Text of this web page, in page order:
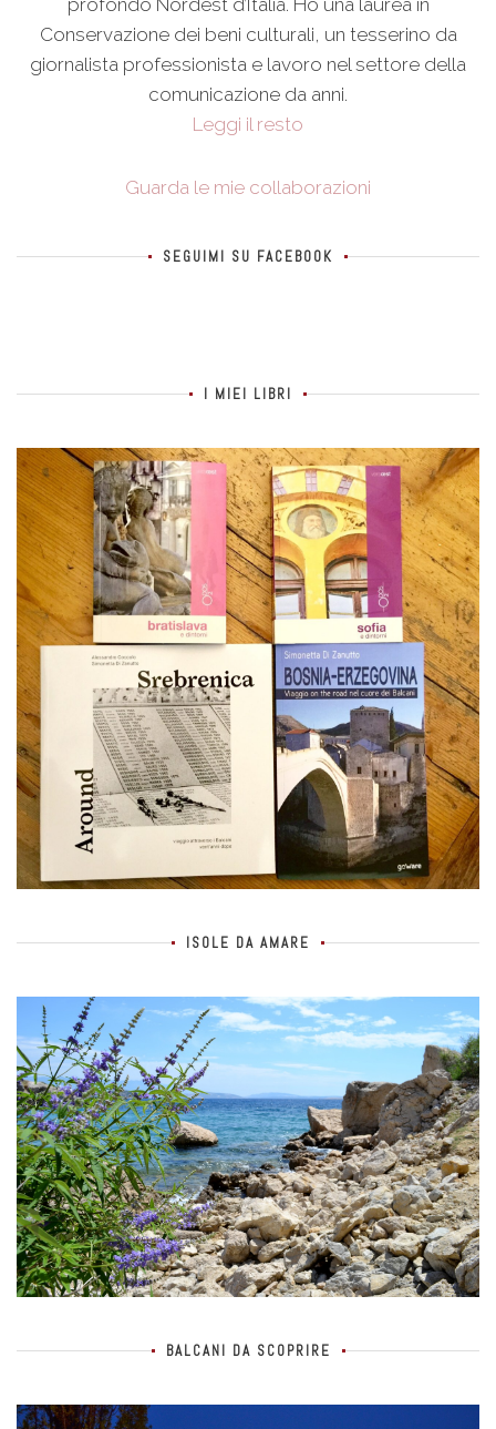
profondo Nordest d’Italia. Ho una laurea in
Conservazione dei beni culturali, un tesserino da
giornalista professionista e lavoro nel settore della
comunicazione da anni.
Leggi il resto
Guarda le mie collaborazioni
SEGUIMI SU FACEBOOK
I MIEI LIBRI
ISOLE DA AMARE
BALCANI DA SCOPRIRE